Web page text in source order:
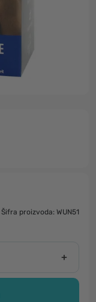
Šifra proizvoda: WUN51
+